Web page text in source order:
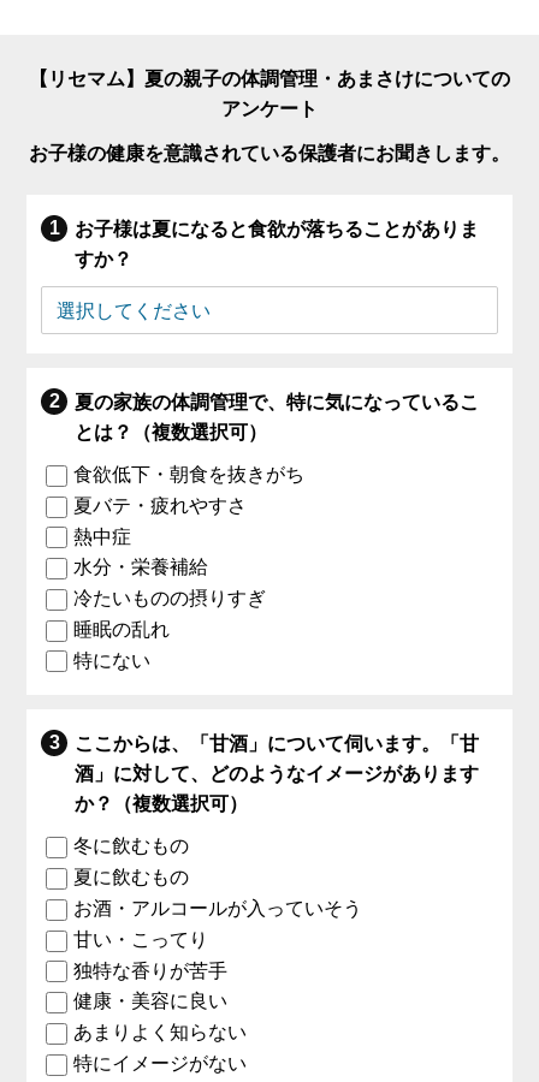
【リセマム】夏の親子の体調管理・あまさけについての
アンケート
お子様の健康を意識されている保護者にお聞きします。
お子様は夏になると食欲が落ちることがありま
すか？
夏の家族の体調管理で、特に気になっているこ
とは？（複数選択可）
食欲低下・朝食を抜きがち
夏バテ・疲れやすさ
熱中症
水分・栄養補給
冷たいものの摂りすぎ
睡眠の乱れ
特にない
ここからは、「甘酒」について伺います。「甘
酒」に対して、どのようなイメージがあります
か？（複数選択可）
冬に飲むもの
夏に飲むもの
お酒・アルコールが入っていそう
甘い・こってり
独特な香りが苦手
健康・美容に良い
あまりよく知らない
特にイメージがない